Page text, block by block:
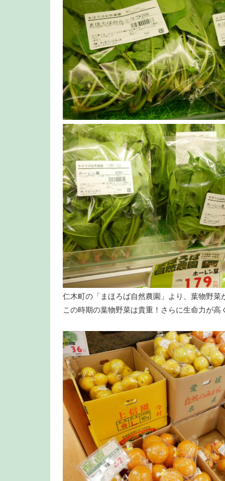
仁木町の「まほろば自然農園」より、葉物野菜
この時期の葉物野菜は貴重！さらに生命力が高